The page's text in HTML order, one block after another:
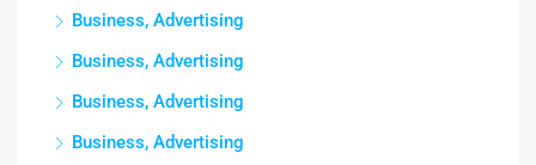
Business, Advertising
Business, Advertising
Business, Advertising
Business, Advertising